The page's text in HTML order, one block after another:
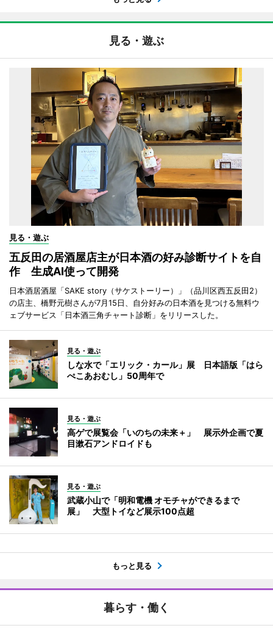
見る・遊ぶ
見る・遊ぶ
五反田の居酒屋店主が日本酒の好み診断サイトを自
作 生成AI使って開発
日本酒居酒屋「SAKE story（サケストーリー）」（品川区西五反田2）
の店主、橋野元樹さんが7月15日、自分好みの日本酒を見つける無料ウ
ェブサービス「日本酒三角チャート診断」をリリースした。
見る・遊ぶ
しな水で「エリック・カール」展 日本語版「はら
ぺこあおむし」50周年で
見る・遊ぶ
高ゲで展覧会「いのちの未来＋」 展示外企画で夏
目漱石アンドロイドも
見る・遊ぶ
武蔵小山で「明和電機 オモチャができるまで
展」 大型トイなど展示100点超
もっと見る
暮らす・働く